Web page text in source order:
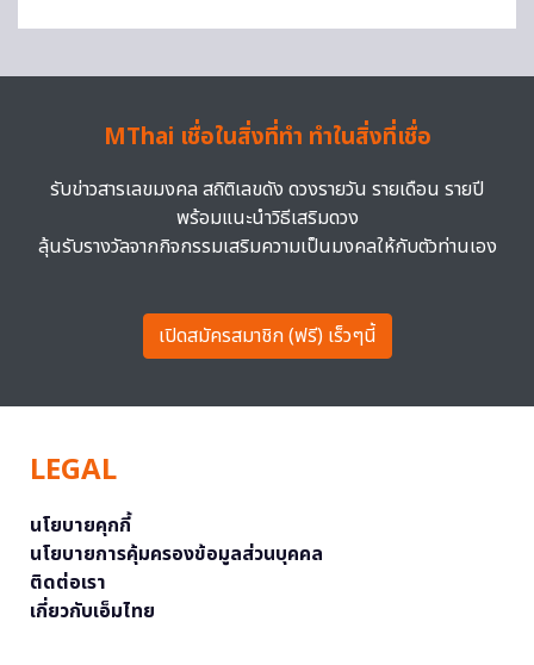
MThai เชื่อในสิ่งที่ทำ ทำในสิ่งที่เชื่อ
รับข่าวสารเลขมงคล สถิติเลขดัง ดวงรายวัน รายเดือน รายปี
พร้อมแนะนำวิธีเสริมดวง
ลุ้นรับรางวัลจากกิจกรรมเสริมความเป็นมงคลให้กับตัวท่านเอง
เปิดสมัครสมาชิก (ฟรี) เร็วๆนี้
LEGAL
นโยบายคุกกี้
นโยบายการคุ้มครองข้อมูลส่วนบุคคล
ติดต่อเรา
เกี่ยวกับเอ็มไทย